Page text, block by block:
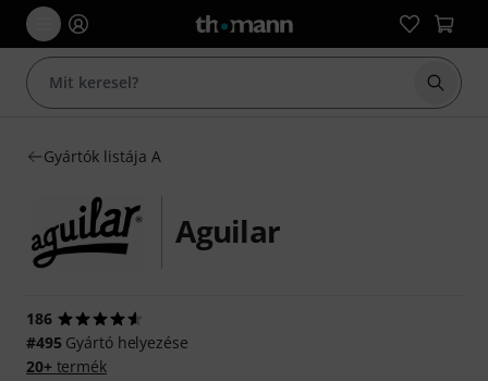
Gyártók listája A
Aguilar
186
#495 Gyártó helyezése
20+termék